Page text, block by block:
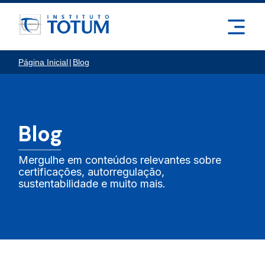
Página Inicial| Blog
Blog
Mergulhe em conteúdos relevantes sobre
certificações, autorregulação,
sustentabilidade e muito mais.